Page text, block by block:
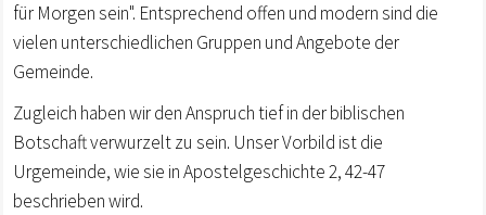
für Morgen sein". Entsprechend offen und modern sind die
vielen unterschiedlichen Gruppen und Angebote der
Gemeinde.
Zugleich haben wir den Anspruch tief in der biblischen
Botschaft verwurzelt zu sein. Unser Vorbild ist die
Urgemeinde, wie sie in Apostelgeschichte 2, 42-47
beschrieben wird.